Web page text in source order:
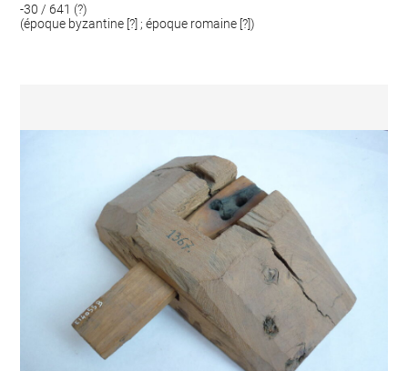
-30 / 641 (?)
(époque byzantine [?] ; époque romaine [?])